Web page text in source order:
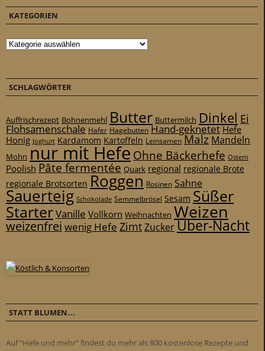
KATEGORIEN
Kategorien
SCHLAGWÖRTER
Auffrischrezept Bohnenmehl Butter Buttermilch Dinkel Ei
Flohsamenschale Hafer Hagebutten Hand-geknetet Hefe
Honig Joghurt Kardamom Kartoffeln Leinsamen Malz Mandeln
Mohn nur mit Hefe Ohne Bäckerhefe Ostern
Poolish Pâte fermentée Quark regional regionale Brote
regionale Brotsorten Roggen Rosinen Sahne
Sauerteig Schokolade Semmelbrösel Sesam Süßer
StarterVanille Vollkorn Weihnachten Weizen
weizenfrei wenig Hefe ZimtZuckerÜber-Nacht
STATT BLUMEN…
Auf “Hefe und mehr” findest du mehr als 800 kostenlose Rezepte und